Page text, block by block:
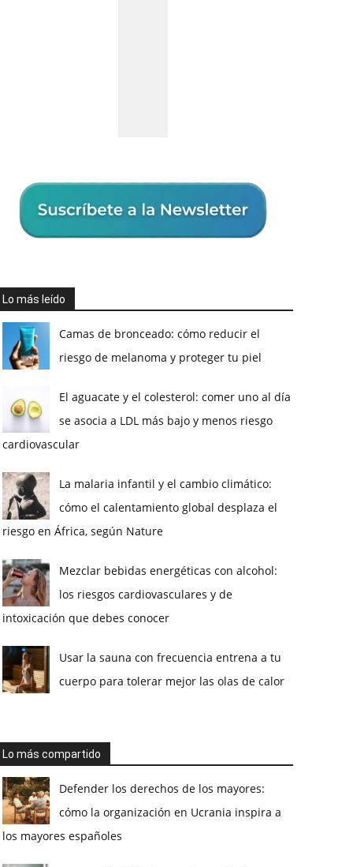
Lo más leído
Camas de bronceado: cómo reducir el
riesgo de melanoma y proteger tu piel
El aguacate y el colesterol: comer uno al día
se asocia a LDL más bajo y menos riesgo
cardiovascular
La malaria infantil y el cambio climático:
cómo el calentamiento global desplaza el
riesgo en África, según Nature
Mezclar bebidas energéticas con alcohol:
los riesgos cardiovasculares y de
intoxicación que debes conocer
Usar la sauna con frecuencia entrena a tu
cuerpo para tolerar mejor las olas de calor
Lo más compartido
Defender los derechos de los mayores:
cómo la organización en Ucrania inspira a
los mayores españoles